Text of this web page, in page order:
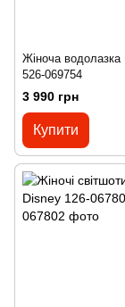
Жіноча водолазка
526-069754
3 990 грн
Купити